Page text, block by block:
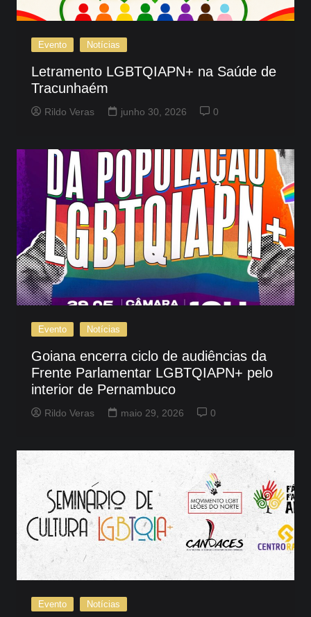
Evento Notícias
Letramento LGBTQIAPN+ na Saúde de
Tracunhaém
Rildo Veras junho 30, 2026 0
Evento Notícias
Goiana encerra ciclo de audiências da
Frente Parlamentar LGBTQIAPN+ pelo
interior de Pernambuco
Rildo Veras maio 29, 2026 0
Evento Notícias